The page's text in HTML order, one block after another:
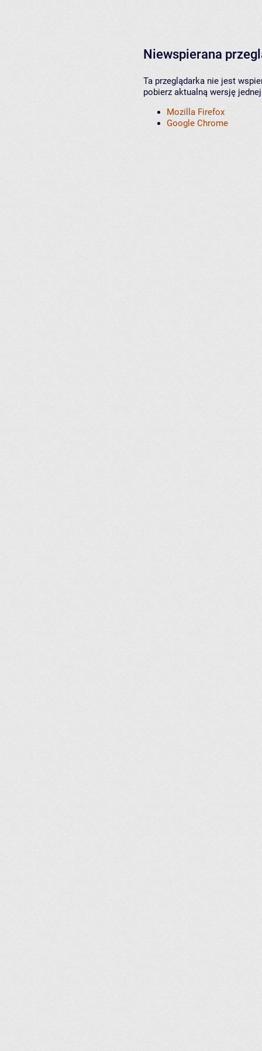
Niewspierana
Ta przeglądarka nie jest
pobierz aktualną wersję
Mozilla Firefox
Google Chrome